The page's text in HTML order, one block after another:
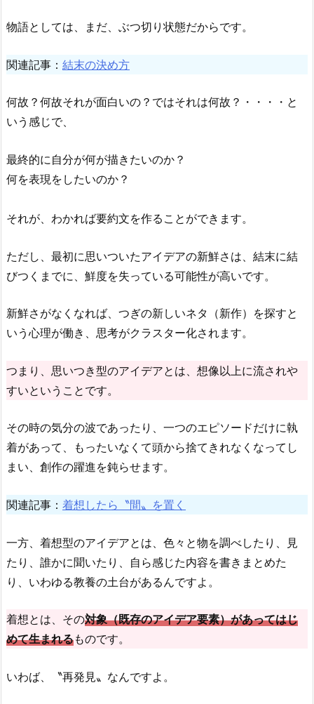
物語としては、まだ、ぶつ切り状態だからです。
関連記事： 結末の決め方
何故？何故それが面白いの？ではそれは何故？・・・・と
いう感じで、
最終的に自分が何が描きたいのか？
何を表現をしたいのか？
それが、わかれば要約文を作ることができます。
ただし、最初に思いついたアイデアの新鮮さは、結末に結
びつくまでに、鮮度を失っている可能性が高いです。
新鮮さがなくなれば、つぎの新しいネタ（新作）を探すと
いう心理が働き、思考がクラスター化されます。
つまり、思いつき型のアイデアとは、想像以上に流されや
すいということです。
その時の気分の波であったり、一つのエピソードだけに執
着があって、もったいなくて頭から捨てきれなくなってし
まい、創作の躍進を鈍らせます。
関連記事： 着想したら〝間〟を置く
一方、着想型のアイデアとは、色々と物を調べしたり、見
たり、誰かに聞いたり、自ら感じた内容を書きまとめた
り、いわゆる教養の土台があるんですよ。
着想とは、その対象（既存のアイデア要素）があってはじ
めて生まれるものです。
いわば、〝再発見〟なんですよ。